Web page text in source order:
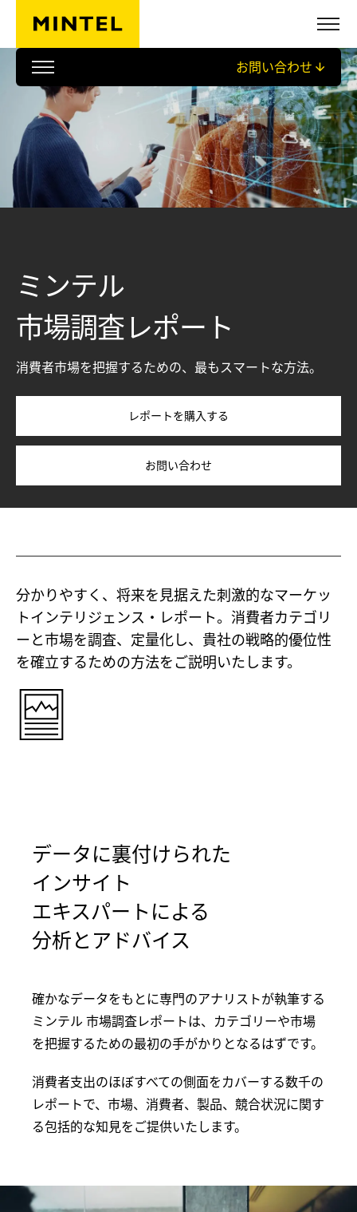
Skip to main content
お問い合わせ
ミンテル
市場調査レポート
消費者市場を把握するための、最もスマートな方法。
レポートを購入する
お問い合わせ
分かりやすく、将来を見据えた刺激的なマーケッ
トインテリジェンス・レポート。消費者カテゴリ
ーと市場を調査、定量化し、貴社の戦略的優位性
を確立するための方法をご説明いたします。
データに裏付けられた
インサイト
エキスパートによる
分析とアドバイス
確かなデータをもとに専門のアナリストが執筆する
ミンテル 市場調査レポートは、カテゴリーや市場
を把握するための最初の手がかりとなるはずです。
消費者支出のほぼすべての側面をカバーする数千の
レポートで、市場、消費者、製品、競合状況に関す
る包括的な知見をご提供いたします。